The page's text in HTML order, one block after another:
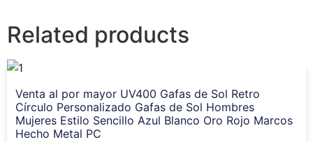
Related products
Venta al por mayor UV400 Gafas de Sol Retro
Círculo Personalizado Gafas de Sol Hombres
Mujeres Estilo Sencillo Azul Blanco Oro Rojo Marcos
Hecho Metal PC